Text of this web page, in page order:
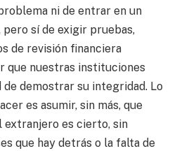
ni de entrar en un
sí de exigir pruebas,
de revisión financiera
que nuestras instituciones
demostrar su integridad. Lo
es asumir, sin más, que
extranjero es cierto, sin
que hay detrás o la falta de